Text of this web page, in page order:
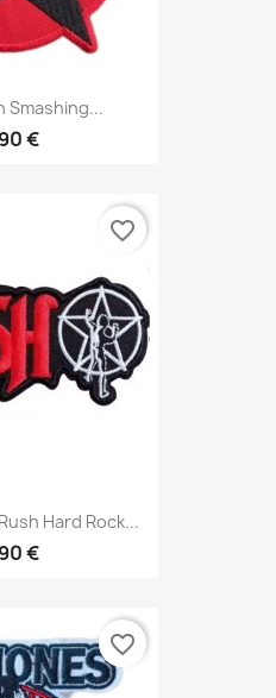
Smashing...
€
Hard Rock...
€
favorite_border
favorite_border